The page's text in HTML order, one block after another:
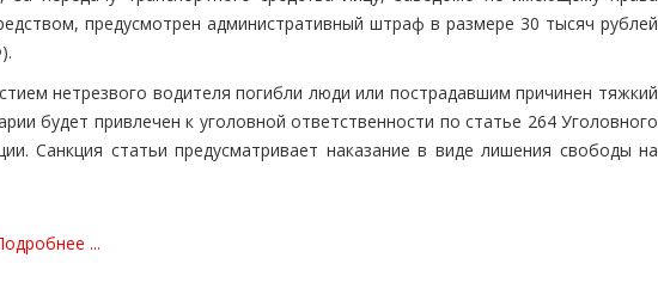
предусмотрен административный штраф в размере 30 тысяч рублей
нетрезвого водителя погибли люди или пострадавшим причинен тяжкий
будет привлечен к уголовной ответственности по статье 264 Уголовного
Санкция статьи предусматривает наказание в виде лишения свободы на
...